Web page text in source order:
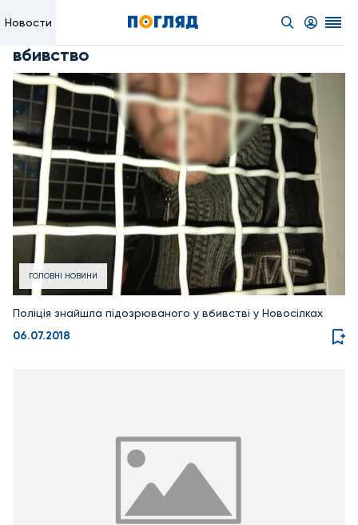
Новости
вбивство
ГОЛОВНІ НОВИНИ
Поліція знайшла підозрюваного у вбивстві у Новосілках
06.07.2018